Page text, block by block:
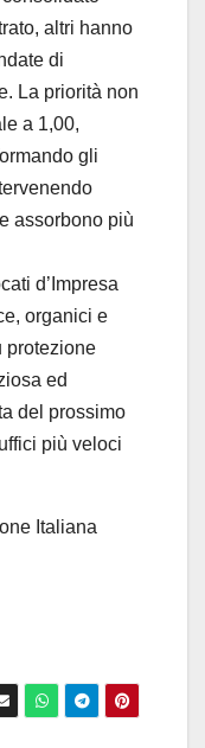
altri hanno
di
La priorità non
a 1,00,
gli
assorbono più
d’Impresa
organici e
protezione
ed
del prossimo
più veloci
Italiana